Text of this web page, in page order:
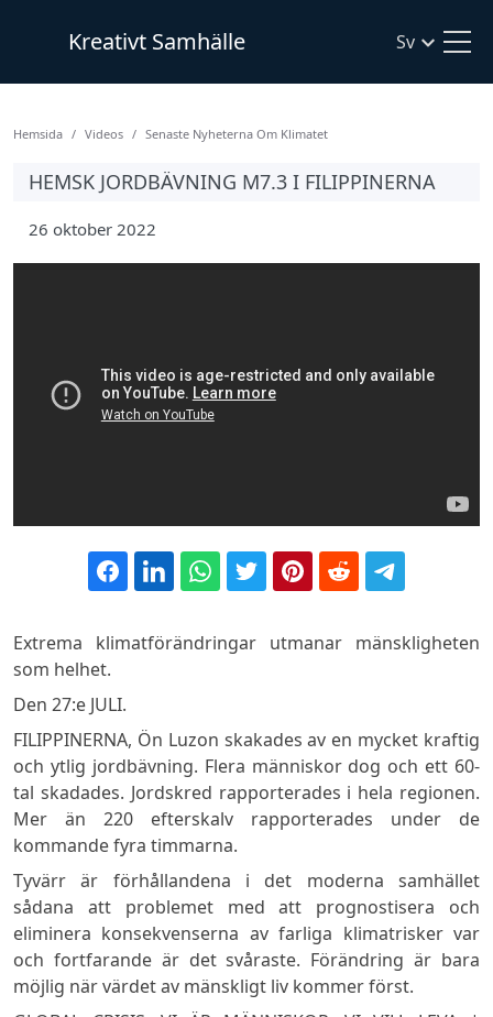
Kreativt Samhälle Sv
Hemsida Videos Senaste Nyheterna Om Klimatet
HEMSK JORDBÄVNING M7.3 I FILIPPINERNA
26 oktober 2022
Extrema klimatförändringar utmanar mänskligheten
som helhet.
Den 27:e JULI.
FILIPPINERNA, Ön Luzon skakades av en mycket kraftig
och ytlig jordbävning. Flera människor dog och ett 60-
tal skadades. Jordskred rapporterades i hela regionen.
Mer än 220 efterskalv rapporterades under de
kommande fyra timmarna.
Tyvärr är förhållandena i det moderna samhället
sådana att problemet med att prognostisera och
eliminera konsekvenserna av farliga klimatrisker var
och fortfarande är det svåraste. Förändring är bara
möjlig när värdet av mänskligt liv kommer först.